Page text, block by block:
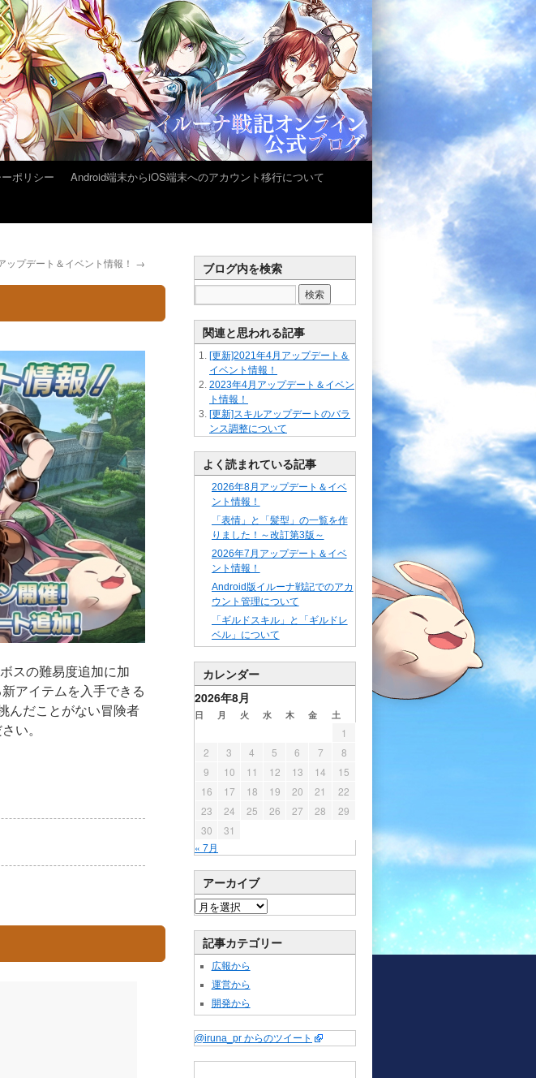
ポリシー
Android端末からiOS端末へのアカウント移行について
ップデート＆イベント情報！ →
スの難易度追加に加
アイテムを入手できる
んだことがない冒険者
い。
ブログ内を検索
関連と思われる記事
[更新]2021年4月アップデート＆
イベント情報！
2023年4月アップデート＆イベン
ト情報！
[更新]スキルアップデートのバラ
ンス調整について
よく読まれている記事
2026年8月アップデート＆イベ
ント情報！
「表情」と「髪型」の一覧を作
りました！～改訂第3版～
2026年7月アップデート＆イベ
ント情報！
Android版イルーナ戦記でのアカ
ウント管理について
「ギルドスキル」と「ギルドレ
ベル」について
カレンダー
2026年8月
日 月 火 水 木 金 土
« 7月
1
2
3 4 5 6 7
8
9
10 11 12 13 14
15
16
17 18 19 20 21
22
23
24 25 26 27 28
29
30
31
アーカイブ
記事カテゴリー
広報から
運営から
開発から
@iruna_pr からのツイート